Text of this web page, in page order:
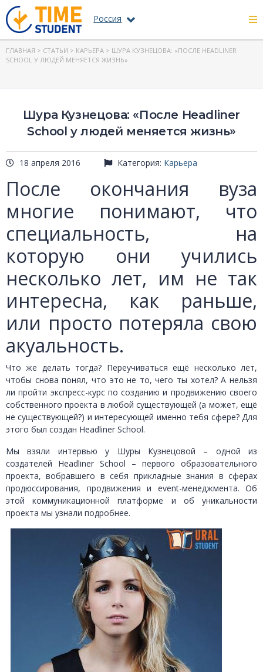
Россия
ГЛАВНАЯ > СТАТЬИ > КАРЬЕРА > ШУРА КУЗНЕЦОВА: «ПОСЛЕ HEADLINER
SCHOOL У ЛЮДЕЙ МЕНЯЕТСЯ ЖИЗНЬ»
Шура Кузнецова: «После Headliner
School у людей меняется жизнь»
18 апреля 2016 Категория: Карьера
После окончания вуза
многие понимают, что
специальность, на
которую они учились
несколько лет, им не так
интересна, как раньше,
или просто потеряла свою
акуальность.
Что же делать тогда? Переучиваться ещё несколько лет,
чтобы снова понял, что это не то, чего ты хотел? А нельзя
ли пройти экспресс-курс по созданию и продвижению своего
собственного проекта в любой существующей (а может, ещё
не существующей?) и интересующей именно тебя сфере? Для
этого был создан Headliner School.
Мы взяли интервью у Шуры Кузнецовой – одной из
создателей Headliner School – первого образовательного
проекта, вобравшего в себя прикладные знания в сферах
продюсcирования, продвижения и event-менеджмента. Об
этой коммуникационной платформе и об уникальности
проекта мы узнали подробнее.